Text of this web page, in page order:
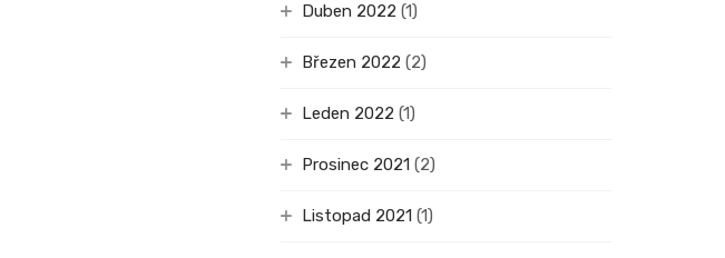
Duben 2022 (1)
Březen 2022 (2)
Leden 2022 (1)
Prosinec 2021 (2)
Listopad 2021 (1)